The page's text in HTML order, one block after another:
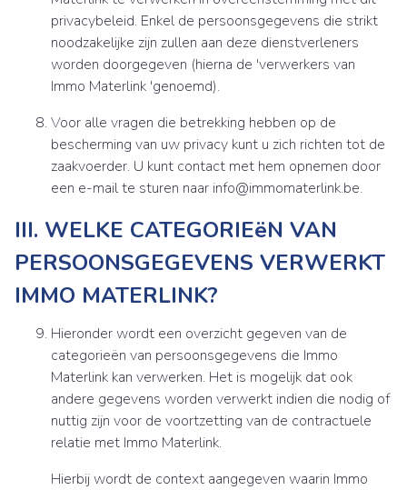
privacybeleid. Enkel de persoonsgegevens die strikt
noodzakelijke zijn zullen aan deze dienstverleners
worden doorgegeven (hierna de 'verwerkers van
Immo Materlink 'genoemd).
Voor alle vragen die betrekking hebben op de
bescherming van uw privacy kunt u zich richten tot de
zaakvoerder. U kunt contact met hem opnemen door
een e-mail te sturen naar info@immomaterlink.be.
III. WELKE CATEGORIEëN VAN
PERSOONSGEGEVENS VERWERKT
IMMO MATERLINK?
Hieronder wordt een overzicht gegeven van de
categorieën van persoonsgegevens die Immo
Materlink kan verwerken. Het is mogelijk dat ook
andere gegevens worden verwerkt indien die nodig of
nuttig zijn voor de voortzetting van de contractuele
relatie met Immo Materlink.
Hierbij wordt de context aangegeven waarin Immo